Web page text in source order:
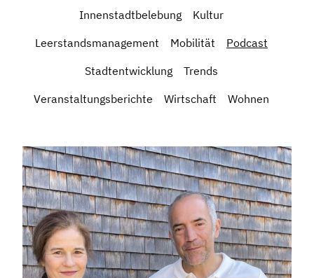
Innenstadtbelebung
Kultur
Leerstandsmanagement
Mobilität
Podcast
Stadtentwicklung
Trends
Veranstaltungsberichte
Wirtschaft Wohnen